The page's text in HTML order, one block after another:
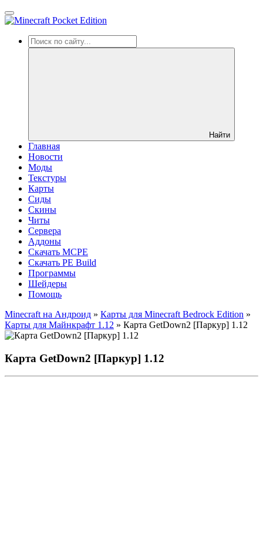
Найти
Главная
Новости
Моды
Текстуры
Карты
Сиды
Cкины
Читы
Сервера
Аддоны
Скачать MCPE
Скачать PE Build
Программы
Шейдеры
Помощь
Minecraft на Андроид » Карты для Minecraft Bedrock Edition »
Карты для Майнкрафт 1.12 » Карта GetDown2 [Паркур] 1.12
Карта GetDown2 [Паркур] 1.12